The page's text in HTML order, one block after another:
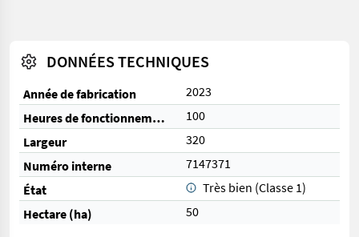
DONNÉES TECHNIQUES
Année de fabrication
2023
Heures de fonctionnement
100
Largeur
320
Numéro interne
7147371
État
Très bien (Classe 1)
Hectare (ha)
50